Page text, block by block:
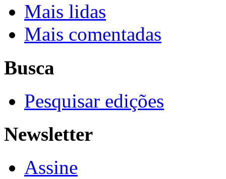
Mais lidas
Mais comentadas
Busca
Pesquisar edições
Newsletter
Assine